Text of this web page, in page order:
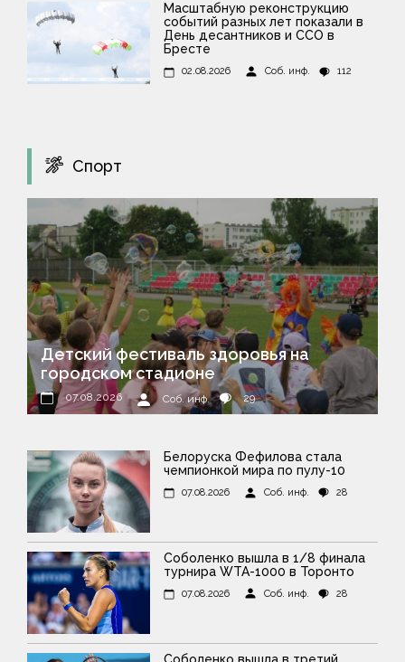
Масштабную реконструкцию
событий разных лет показали в
День десантников и ССО в
Бресте
02.08.2026 Соб. инф. 112
Спорт
Детский фестиваль здоровья на
городском стадионе
07.08.2026 Соб. инф. 29
Белоруска Фефилова стала
чемпионкой мира по пулу-10
07.08.2026 Соб. инф. 28
Соболенко вышла в 1/8 финала
турнира WTA-1000 в Торонто
07.08.2026 Соб. инф. 28
Соболенко вышла в третий